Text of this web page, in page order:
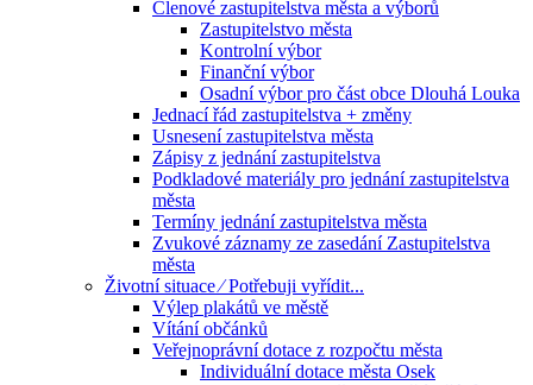
Členové zastupitelstva města a výborů
Zastupitelstvo města
Kontrolní výbor
Finanční výbor
Osadní výbor pro část obce Dlouhá Louka
Jednací řád zastupitelstva + změny
Usnesení zastupitelstva města
Zápisy z jednání zastupitelstva
Podkladové materiály pro jednání zastupitelstva
města
Termíny jednání zastupitelstva města
Zvukové záznamy ze zasedání Zastupitelstva
města
Životní situace ⁄ Potřebuji vyřídit...
Výlep plakátů ve městě
Vítání občánků
Veřejnoprávní dotace z rozpočtu města
Individuální dotace města Osek